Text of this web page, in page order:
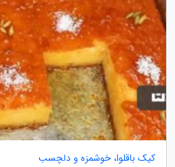
کیک باقلوا، خوشمزه و دلچسب